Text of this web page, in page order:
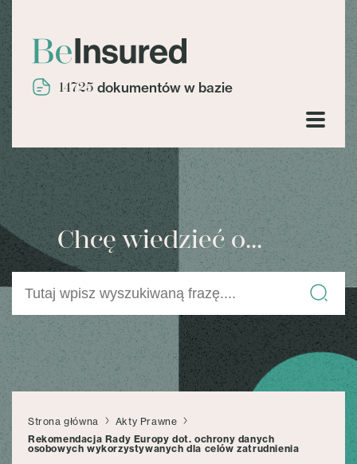
14725 dokumentów w bazie
Chcę wiedzieć o...
Strona główna
Akty Prawne
Rekomendacja Rady Europy dot. ochrony danych
osobowych wykorzystywanych dla celów zatrudnienia